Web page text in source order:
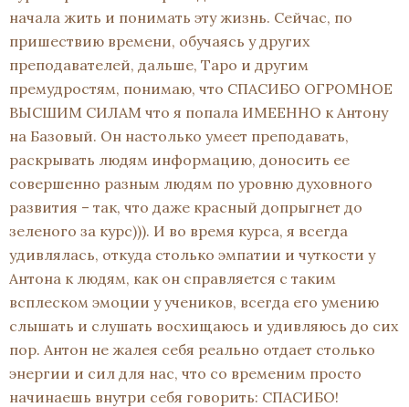
начала жить и понимать эту жизнь. Сейчас, по
пришествию времени, обучаясь у других
преподавателей, дальше, Таро и другим
премудростям, понимаю, что СПАСИБО ОГРОМНОЕ
ВЫСШИМ СИЛАМ что я попала ИМЕЕННО к Антону
на Базовый. Он настолько умеет преподавать,
раскрывать людям информацию, доносить ее
совершенно разным людям по уровню духовного
развития – так, что даже красный допрыгнет до
зеленого за курс))). И во время курса, я всегда
удивлялась, откуда столько эмпатии и чуткости у
Антона к людям, как он справляется с таким
всплеском эмоции у учеников, всегда его умению
слышать и слушать восхищаюсь и удивляюсь до сих
пор. Антон не жалея себя реально отдает столько
энергии и сил для нас, что со временим просто
начинаешь внутри себя говорить: СПАСИБО!